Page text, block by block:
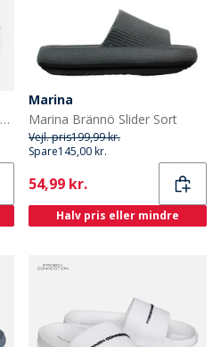
Levi's Børne Juni Sandaler Black 0003
Marina
Marina Brännö Slider Sort
Vejl. pris199,99 kr.
Spare145,00 kr.
Current
54,99 kr.
Halv pris eller mindre